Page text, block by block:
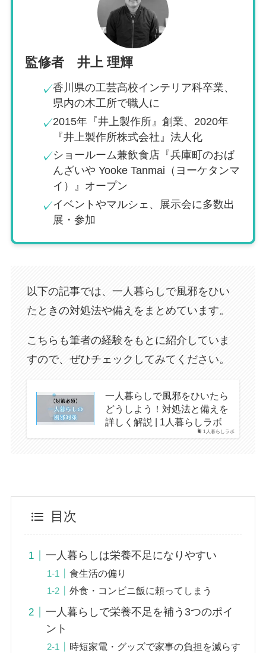
監修者 井上 理輝
✓香川県の工芸高校インテリア科卒業、
県内の木工所で職人に
✓2015年『井上製作所』創業、2020年
『井上製作所株式会社』法人化
✓ショールーム兼飲食店『兵庫町のおば
んざいや Yooke Tanmai（ヨーケタンマ
イ）』オープン
✓イベントやマルシェ、展示会に多数出
展・参加
以下の記事では、一人暮らしで風邪をひい
たときの対処法や備えをまとめています。
こちらも筆者の経験をもとに紹介していま
すので、ぜひチェックしてみてください。
1人暮らしラボ
一人暮らしで風邪をひいたら
どうしよう！対処法と備えを
詳しく解説 | 1人暮らしラボ
目次
一人暮らしは栄養不足になりやすい
食生活の偏り
外食・コンビニ飯に頼ってしまう
一人暮らしで栄養不足を補う3つのポイ
ント
時短家電・グッズで家事の負担を減らす